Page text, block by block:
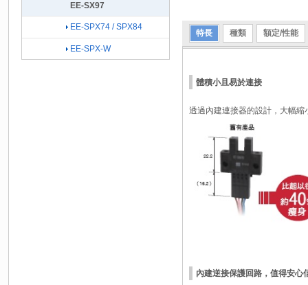
特長 種類 額定/性能
體積小且易於連接
透過內建連接器的設計，大幅
內建逆接保護回路，值得安心
EE-SX97
EE-SPX74 / SPX84
EE-SPX-W